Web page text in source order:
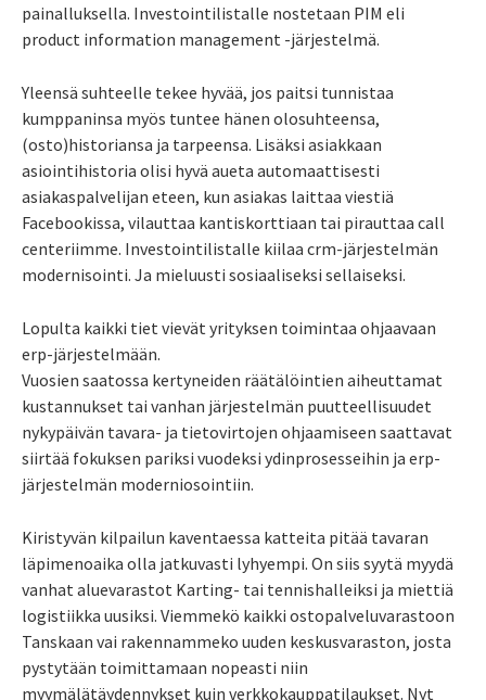
painalluksella. Investointilistalle nostetaan PIM eli
product information management -järjestelmä.
Yleensä suhteelle tekee hyvää, jos paitsi tunnistaa
kumppaninsa myös tuntee hänen olosuhteensa,
(osto)historiansa ja tarpeensa. Lisäksi asiakkaan
asiointihistoria olisi hyvä aueta automaattisesti
asiakaspalvelijan eteen, kun asiakas laittaa viestiä
Facebookissa, vilauttaa kantiskorttiaan tai pirauttaa call
centeriimme. Investointilistalle kiilaa crm-järjestelmän
modernisointi. Ja mieluusti sosiaaliseksi sellaiseksi.
Lopulta kaikki tiet vievät yrityksen toimintaa ohjaavaan
erp-järjestelmään.
Vuosien saatossa kertyneiden räätälöintien aiheuttamat
kustannukset tai vanhan järjestelmän puutteellisuudet
nykypäivän tavara- ja tietovirtojen ohjaamiseen saattavat
siirtää fokuksen pariksi vuodeksi ydinprosesseihin ja erp-
järjestelmän moderniosointiin.
Kiristyvän kilpailun kaventaessa katteita pitää tavaran
läpimenoaika olla jatkuvasti lyhyempi. On siis syytä myydä
vanhat aluevarastot Karting- tai tennishalleiksi ja miettiä
logistiikka uusiksi. Viemmekö kaikki ostopalveluvarastoon
Tanskaan vai rakennammeko uuden keskusvaraston, josta
pystytään toimittamaan nopeasti niin
myymälätäydennykset kuin verkkokauppatilaukset. Nyt